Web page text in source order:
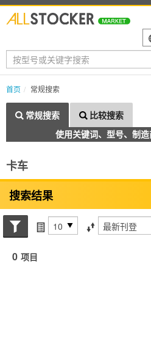
首页 常规搜索
常规搜索
比较搜索
使用关键词、型号、制
卡车
搜索结果
搜索状态每页项目 排序方式
0 项目